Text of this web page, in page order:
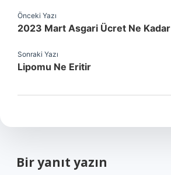
Önceki Yazı
2023 Mart Asgari Ücret Ne Kadar
Sonraki Yazı
Lipomu Ne Eritir
Bir yanıt yazın